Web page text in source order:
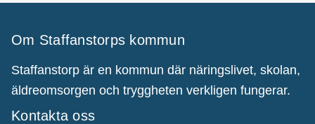
Om Staffanstorps kommun
Staffanstorp är en kommun där näringslivet, skolan,
äldreomsorgen och tryggheten verkligen fungerar.
Kontakta oss